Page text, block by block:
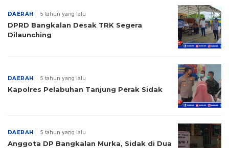
DAERAH 5 tahun yang lalu
DPRD Bangkalan Desak TRK Segera
Dilaunching
DAERAH 5 tahun yang lalu
Kapolres Pelabuhan Tanjung Perak Sidak
DAERAH 5 tahun yang lalu
Anggota DP Bangkalan Murka, Sidak di Dua